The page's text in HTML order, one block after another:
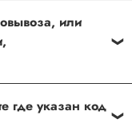
или
где указан код